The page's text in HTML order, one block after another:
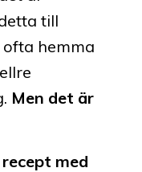
till
hemma
Men det är
med